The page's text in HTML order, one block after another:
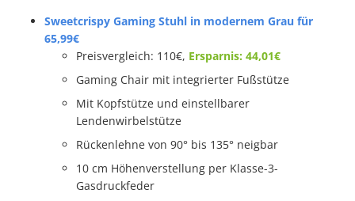
Sweetcrispy Gaming Stuhl in modernem Grau für
65,99€
Preisvergleich: 110€, Ersparnis: 44,01€
Gaming Chair mit integrierter Fußstütze
Mit Kopfstütze und einstellbarer
Lendenwirbelstütze
Rückenlehne von 90° bis 135° neigbar
10 cm Höhenverstellung per Klasse-3-
Gasdruckfeder